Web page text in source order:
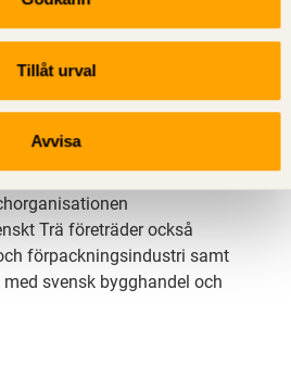
Tillåt urval
Avvisa
om trä, träprodukter och
ett hållbart samhälle och
Det gör vi genom att
svensk sågverksindustri
Trä företräder också
förpackningsindustri samt
svensk bygghandel och